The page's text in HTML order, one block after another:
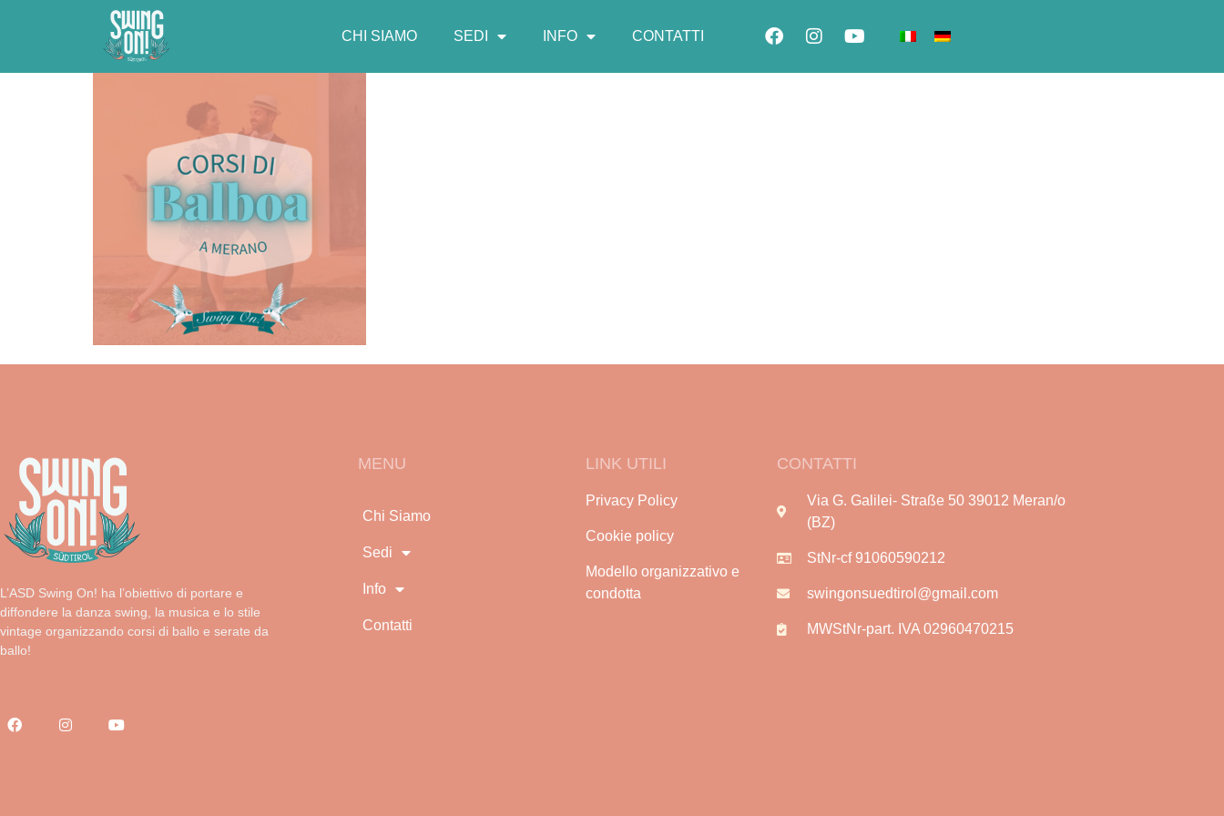
CHI SIAMO SEDI INFO CONTATTI
3
L’ASD Swing On! ha l’obiettivo di portare e
diffondere la danza swing, la musica e lo stile
vintage organizzando corsi di ballo e serate da
ballo!
MENU
Chi Siamo
Sedi
Info
Contatti
LINK UTILI
Privacy Policy
Cookie policy
Modello organizzativo e
condotta
CONTATTI
Via G. Galilei- Straße 50 39012 Meran/o
(BZ)
StNr-cf 91060590212
swingonsuedtirol@gmail.com
MWStNr-part. IVA 02960470215